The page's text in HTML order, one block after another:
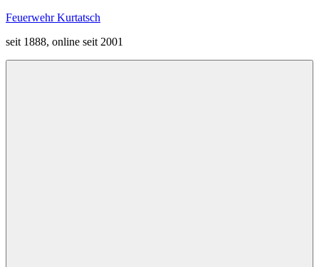
Zum
springen
Feuerwehr Kurtatsch
seit 1888, online seit 2001